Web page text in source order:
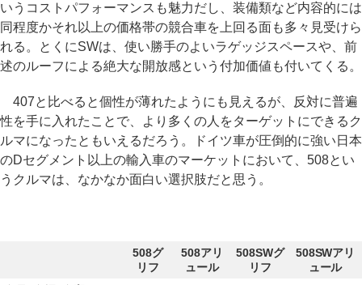
いうコストパフォーマンスも魅力だし、装備類など内容的には
同程度かそれ以上の価格帯の競合車を上回る面も多々見受けら
れる。とくにSWは、使い勝手のよいラゲッジスペースや、前
述のルーフによる絶大な開放感という付加価値も付いてくる。
407と比べると個性が薄れたようにも見えるが、反対に普遍
性を手に入れたことで、より多くの人をターゲットにできるク
ルマになったともいえるだろう。ドイツ車が圧倒的に強い日本
のDセグメント以上の輸入車のマーケットにおいて、508とい
うクルマは、なかなか面白い選択肢だと思う。
508グ
リフ
508アリ
ュール
508SWグ
リフ
508SWアリ
ュール